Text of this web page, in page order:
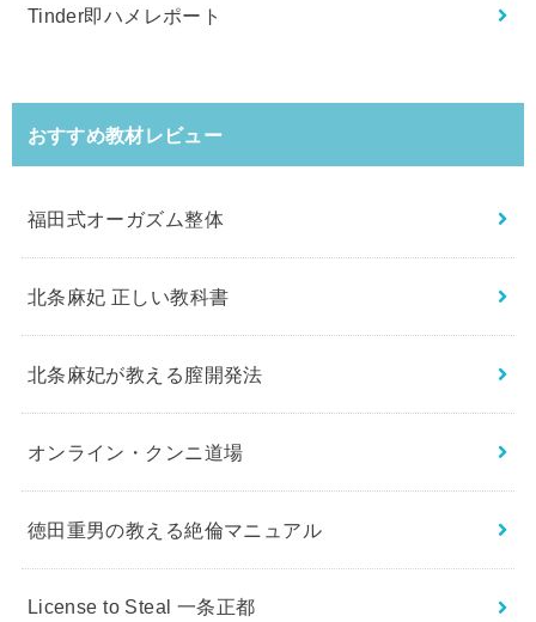
Tinder即ハメレポート
おすすめ教材レビュー
福田式オーガズム整体
北条麻妃 正しい教科書
北条麻妃が教える膣開発法
オンライン・クンニ道場
徳田重男の教える絶倫マニュアル
License to Steal 一条正都